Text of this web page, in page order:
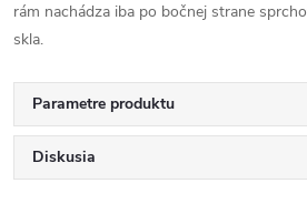
rám nachádza iba po bočnej strane
skla.
Parametre produktu
Diskusia